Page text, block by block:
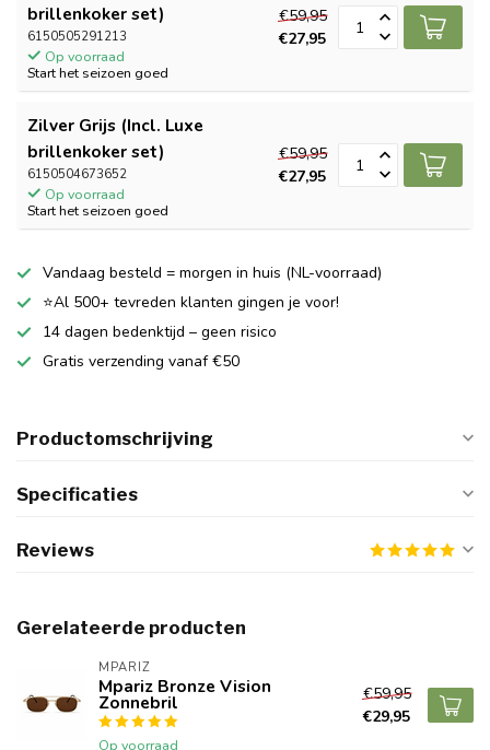
brillenkoker set)
6150505291213
Op voorraad
Start het seizoen goed
€59,95
€27,95
Zilver Grijs (Incl. Luxe
brillenkoker set)
6150504673652
Op voorraad
Start het seizoen goed
€59,95
€27,95
Vandaag besteld = morgen in huis (NL-voorraad)
⭐Al 500+ tevreden klanten gingen je voor!
14 dagen bedenktijd – geen risico
Gratis verzending vanaf €50
Productomschrijving
Specificaties
Reviews
Gerelateerde producten
MPARIZ
Mpariz Bronze Vision
Zonnebril
Op voorraad
€59,95
€29,95